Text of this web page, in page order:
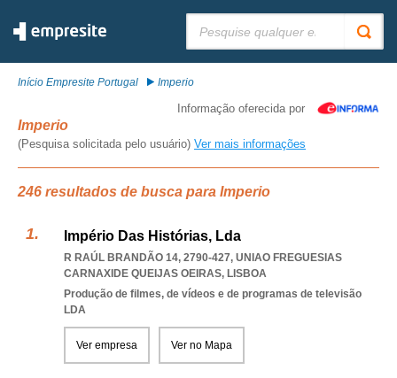
Início Empresite Portugal Imperio
Informação oferecida por
Imperio
(Pesquisa solicitada pelo usuário) Ver mais informações
246 resultados de busca para Imperio
Império Das Histórias, Lda
R RAÚL BRANDÃO 14, 2790-427, UNIAO FREGUESIAS
CARNAXIDE QUEIJAS OEIRAS, LISBOA
Produção de filmes, de vídeos e de programas de televisão
LDA
Ver empresa Ver no Mapa